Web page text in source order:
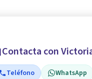
Contacta con
Teléfono WhatsApp